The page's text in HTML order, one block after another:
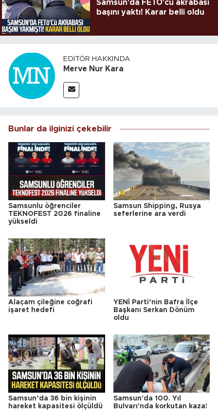
Samsun'da FETÖ'cü akrabası
başını yaktı! Karar belli oldu
EDITÖR HAKKINDA
Merve Nur Kara
Bunlar da ilginizi çekebilir
Samsunlu öğrenciler
TEKNOFEST 2026 finaline
yükseldi
Samsun Shipping, Rusya
seferlerine ara verdi
Alaçam çileğine coğrafi
işaret hedefi
YENİ Parti’nin Bafra İlçe
Başkanı Serkan Dönüm
oldu
Samsun’da 36 bin kişinin
hareket kapasitesi ölçüldü
Samsun'da 100. Yıl
Bulvarı'nda korkutan kaza!